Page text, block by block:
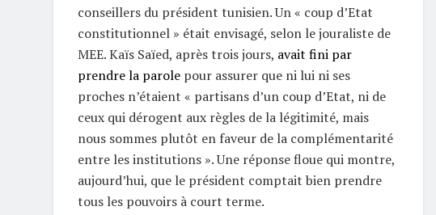
conseillers du président tunisien. Un « coup d’Etat
constitutionnel » était envisagé, selon le jouraliste de
MEE. Kaïs Saïed, après trois jours, avait fini par
prendre la parolepour assurer que ni lui ni ses
proches n’étaient « partisans d’un coup d’Etat, ni de
ceux qui dérogent aux règles de la légitimité, mais
nous sommes plutôt en faveur de la complémentarité
entre les institutions ». Une réponse floue qui montre,
aujourd’hui, que le président comptait bien prendre
tous les pouvoirs à court terme.